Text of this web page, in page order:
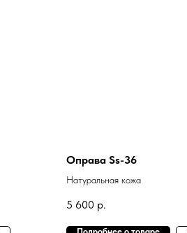
Оправа Ss-36
Натуральная кожа
5 600 р.